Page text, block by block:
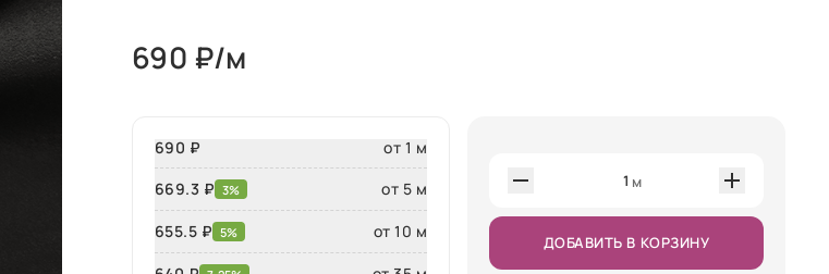
690 ₽/м
690 ₽
от 1 м
669.3 ₽ 3% от 5 м
655.5 ₽ 5% от 10 м
1 м
ДОБАВИТЬ В КОРЗИНУ